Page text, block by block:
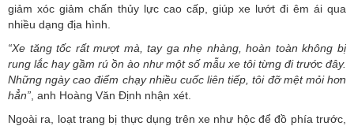
giảm xóc giảm chấn thủy lực cao cấp, giúp xe lướt đi êm ái qua
nhiều dạng địa hình.
“Xe tăng tốc rất mượt mà, tay ga nhẹ nhàng, hoàn toàn không bị
rung lắc hay gầm rú ồn ào như một số mẫu xe tôi từng đi trước đây.
Những ngày cao điểm chạy nhiều cuốc liên tiếp, tôi đỡ mệt mỏi hơn
hẳn” , anh Hoàng Văn Định nhận xét.
Ngoài ra, loạt trang bị thực dụng trên xe như hộc để đồ phía trước,